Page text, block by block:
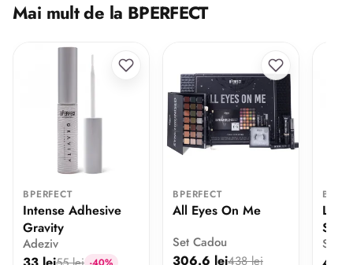
Mai mult de la BPERFECT
BPERFECT
Intense Adhesive
Gravity
Adeziv
BPERFECT
All Eyes On Me
Set Cadou
306.6 lei438 lei